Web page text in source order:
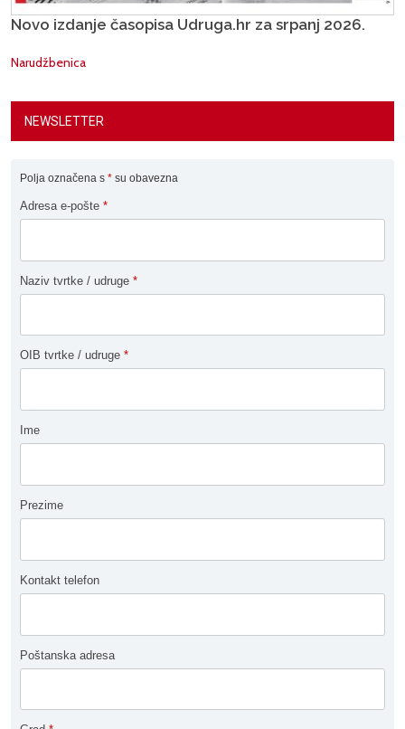
Novo izdanje časopisa Udruga.hr za srpanj 2026.
Narudžbenica
NEWSLETTER
Polja označena s * su obavezna
Adresa e-pošte *
Naziv tvrtke / udruge *
OIB tvrtke / udruge *
Ime
Prezime
Kontakt telefon
Poštanska adresa